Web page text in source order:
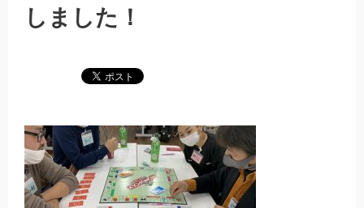
しました！